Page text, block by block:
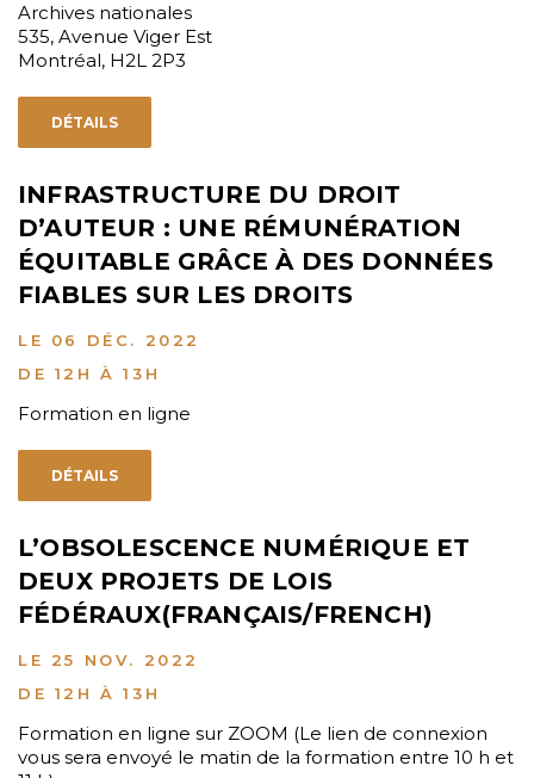
Archives nationales
535, Avenue Viger Est
Montréal, H2L 2P3
DÉTAILS
INFRASTRUCTURE DU DROIT
D’AUTEUR : UNE RÉMUNÉRATION
ÉQUITABLE GRÂCE À DES DONNÉES
FIABLES SUR LES DROITS
LE 06 DÉC. 2022
DE 12H À 13H
Formation en ligne
DÉTAILS
L’OBSOLESCENCE NUMÉRIQUE ET
DEUX PROJETS DE LOIS
FÉDÉRAUX(FRANÇAIS/FRENCH)
LE 25 NOV. 2022
DE 12H À 13H
Formation en ligne sur ZOOM (Le lien de connexion
vous sera envoyé le matin de la formation entre 10 h et